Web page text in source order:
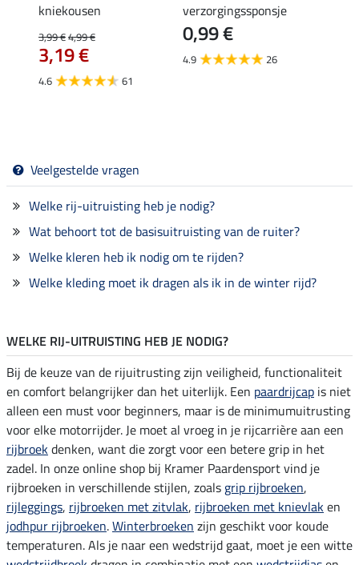
kniekousen
3,99 €4,99 €
3,19 €
4.6 61
verzorgingssponsje
0,99 €
4.9 26
Veelgestelde vragen
Welke rij-uitruisting heb je nodig?
Wat behoort tot de basisuitruisting van de ruiter?
Welke kleren heb ik nodig om te rijden?
Welke kleding moet ik dragen als ik in de winter rijd?
WELKE RIJ-UITRUISTING HEB JE NODIG?
Bij de keuze van de rijuitrusting zijn veiligheid, functionaliteit
en comfort belangrijker dan het uiterlijk. Een paardrijcap is niet
alleen een must voor beginners, maar is de minimumuitrusting
voor elke motorrijder. Je moet al vroeg in je rijcarrière aan een
rijbroekdenken, want die zorgt voor een betere grip in het
zadel. In onze online shop bij Kramer Paardensport vind je
rijbroeken in verschillende stijlen, zoals grip rijbroeken,
rijleggings, rijbroeken met zitvlak, rijbroeken met knievlaken
jodhpur rijbroeken.Winterbroeken zijn geschikt voor koude
temperaturen. Als je naar een wedstrijd gaat, moet je een witte